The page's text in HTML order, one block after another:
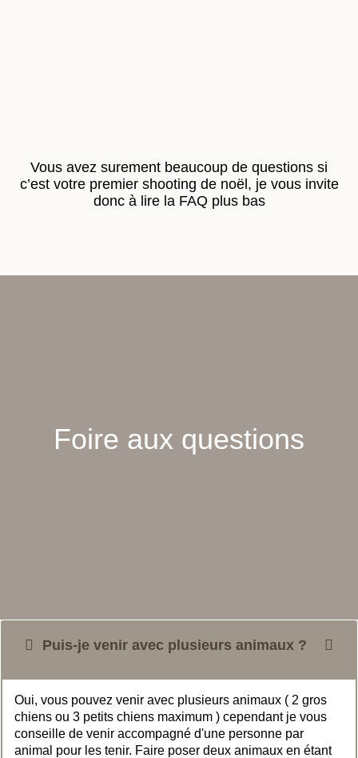
Vous avez surement beaucoup de questions si
c’est votre premier shooting de noël, je vous invite
donc à lire la FAQ plus bas
Foire aux questions
Puis-je venir avec plusieurs animaux ?
Oui, vous pouvez venir avec plusieurs animaux ( 2 gros
chiens ou 3 petits chiens maximum ) cependant je vous
conseille de venir accompagné d'une personne par
animal pour les tenir. Faire poser deux animaux en étant